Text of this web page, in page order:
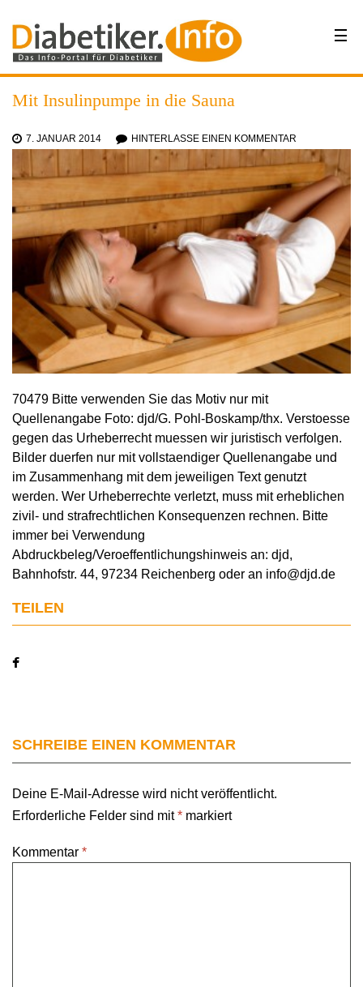
Mit Insulinpumpe in die Sauna
7. JANUAR 2014 HINTERLASSE EINEN KOMMENTAR
70479 Bitte verwenden Sie das Motiv nur mit
Quellenangabe Foto: djd/G. Pohl-Boskamp/thx. Verstoesse
gegen das Urheberrecht muessen wir juristisch verfolgen.
Bilder duerfen nur mit vollstaendiger Quellenangabe und
im Zusammenhang mit dem jeweiligen Text genutzt
werden. Wer Urheberrechte verletzt, muss mit erheblichen
zivil- und strafrechtlichen Konsequenzen rechnen. Bitte
immer bei Verwendung
Abdruckbeleg/Veroeffentlichungshinweis an: djd,
Bahnhofstr. 44, 97234 Reichenberg oder an info@djd.de
TEILEN
SCHREIBE EINEN KOMMENTAR
Deine E-Mail-Adresse wird nicht veröffentlicht.
Erforderliche Felder sind mit* markiert
Kommentar *